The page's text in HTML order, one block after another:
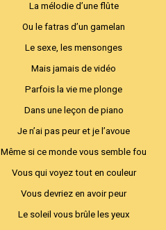
La mélodie d’une flûte
Ou le fatras d’un gamelan
Le sexe, les mensonges
Mais jamais de vidéo
Parfois la vie me plonge
Dans une leçon de piano
Je n’ai pas peur et je l’avoue
Même si ce monde vous semble fou
Vous qui voyez tout en couleur
Vous devriez en avoir peur
Le soleil vous brûle les yeux